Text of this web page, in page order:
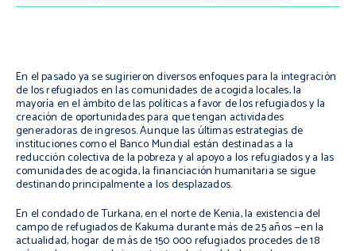
En el pasado ya se sugirieron diversos enfoques para la integración
de los refugiados en las comunidades de acogida locales, la
mayoría en el ámbito de las políticas a favor de los refugiados y la
creación de oportunidades para que tengan actividades
generadoras de ingresos. Aunque las últimas estrategias de
instituciones como el Banco Mundial están destinadas a la
reducción colectiva de la pobreza y al apoyo a los refugiados y a las
comunidades de acogida, la financiación humanitaria se sigue
destinando principalmente a los desplazados.
En el condado de Turkana, en el norte de Kenia, la existencia del
campo de refugiados de Kakuma durante más de 25 años —en la
actualidad, hogar de más de 150 000 refugiados procedes de 18